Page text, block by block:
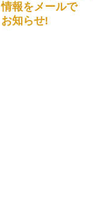
情報をメールで
お知らせ!